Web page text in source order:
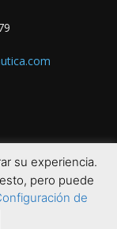
su experiencia.
pero puede
de